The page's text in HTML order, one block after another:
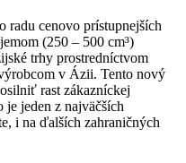
radu cenovo prístupnejších
(250 – 500 cm³)
trhy prostredníctvom
v Ázii. Tento nový
rast zákazníckej
jeden z najväčších
i na ďalších zahraničných